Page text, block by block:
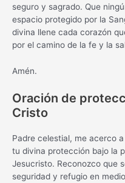
seguro y sagrado. Que
espacio protegido por la
divina llene cada corazón
por el camino de la fe y la
Amén.
Oración de
Cristo
Padre celestial, me acerco
tu divina protección bajo la
Jesucristo. Reconozco que
seguridad y refugio en